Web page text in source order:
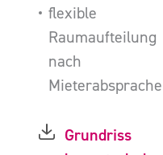
flexible
Raumaufteilung
nach
Mieterabsprache
Grundriss